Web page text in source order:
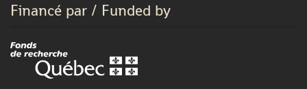
Financé par / Funded by